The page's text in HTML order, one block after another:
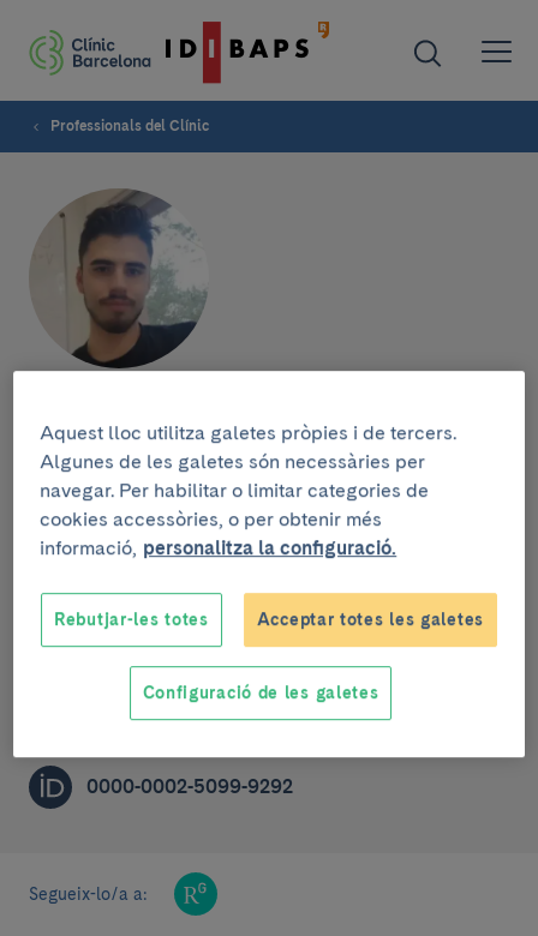
Professionals del Clínic
Francesc Estrany
Grup de recerca
Teràpia gènica i càncer
PRE-DOCTORAL RESEARCHER (R1)
estranyi@recerca.clinic.cat
0000-0002-5099-9292
Segueix-lo/a a:
Aquest lloc utilitza galetes pròpies i de tercers.
Algunes de les galetes són necessàries per
navegar. Per habilitar o limitar categories de
cookies accessòries, o per obtenir més
informació, personalitza la configuració.
Rebutjar-les totes Acceptar totes les galetes
Configuració de les galetes